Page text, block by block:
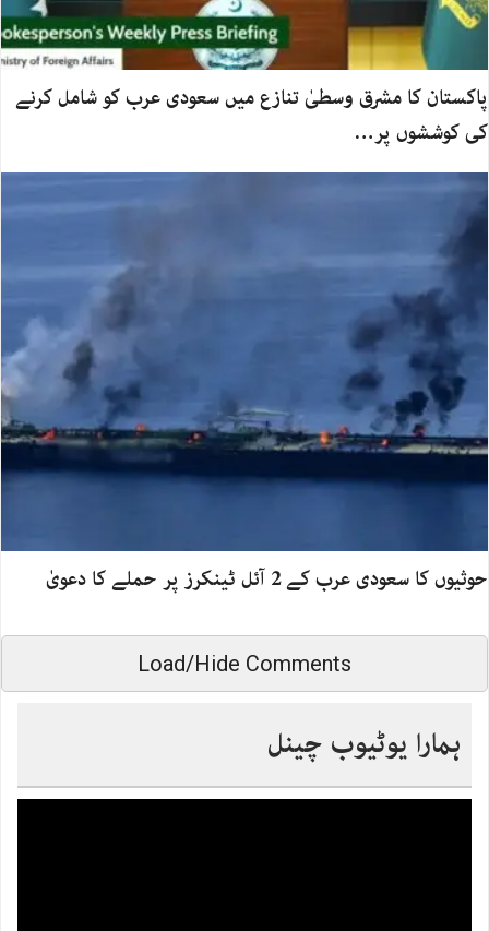
پاکستان کا مشرق وسطیٰ تنازع میں سعودی عرب کو شامل کرنے
کی کوششوں پر…
حوثیوں کا سعودی عرب کے 2 آئل ٹینکرز پر حملے کا دعویٰ
Load/Hide Comments
ہمارا یوٹیوب چینل